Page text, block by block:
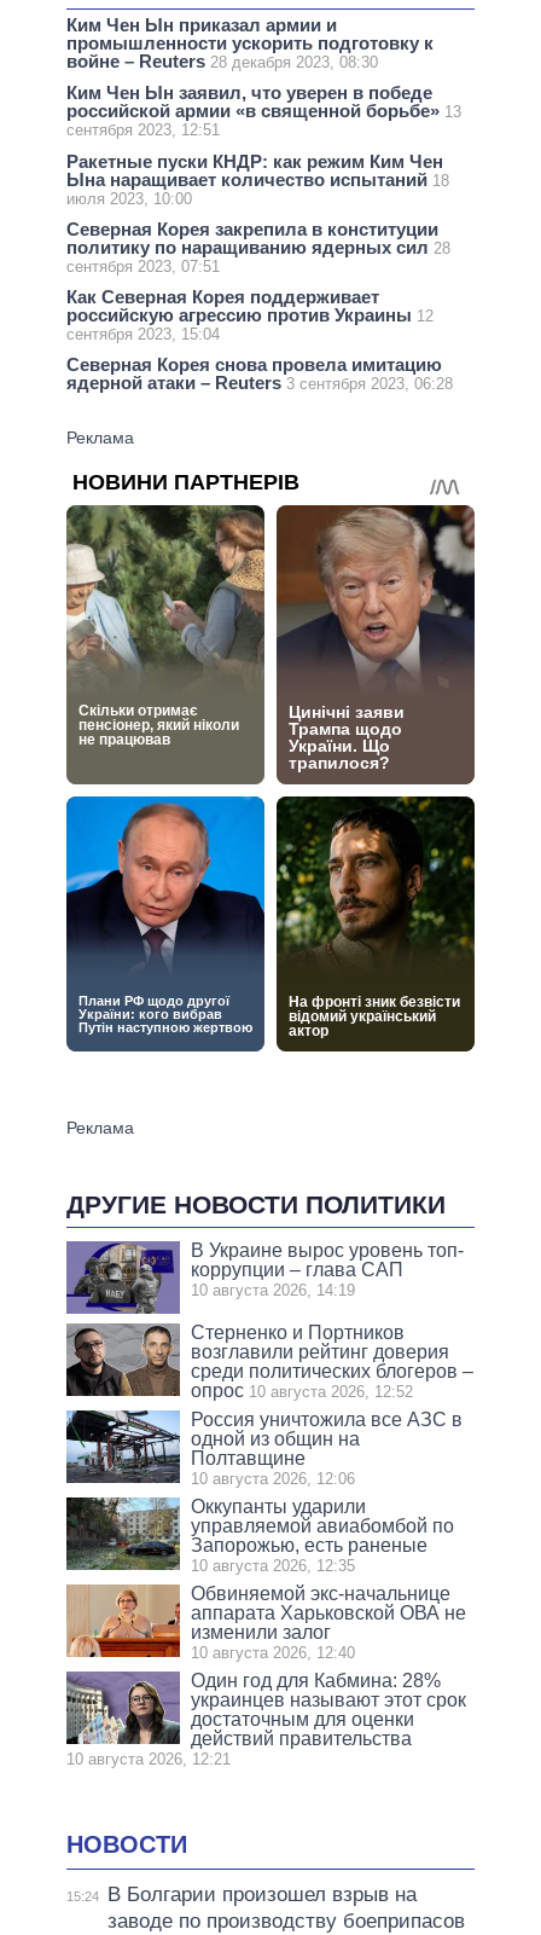
Ким Чен Ын приказал армии и
промышленности ускорить подготовку к
войне – Reuters 28 декабря 2023, 08:30
Ким Чен Ын заявил, что уверен в победе
российской армии «в священной борьбе» 13
сентября 2023, 12:51
Ракетные пуски КНДР: как режим Ким Чен
Ына наращивает количество испытаний 18
июля 2023, 10:00
Северная Корея закрепила в конституции
политику по наращиванию ядерных сил 28
сентября 2023, 07:51
Как Северная Корея поддерживает
российскую агрессию против Украины 12
сентября 2023, 15:04
Северная Корея снова провела имитацию
ядерной атаки – Reuters 3 сентября 2023, 06:28
ДРУГИЕ НОВОСТИ ПОЛИТИКИ
В Украине вырос уровень топ-
коррупции – глава САП
10 августа 2026, 14:19
Стерненко и Портников
возглавили рейтинг доверия
среди политических блогеров –
опрос 10 августа 2026, 12:52
Россия уничтожила все АЗС в
одной из общин на
Полтавщине
10 августа 2026, 12:06
Оккупанты ударили
управляемой авиабомбой по
Запорожью, есть раненые
10 августа 2026, 12:35
Обвиняемой экс-начальнице
аппарата Харьковской ОВА не
изменили залог
10 августа 2026, 12:40
Один год для Кабмина: 28%
украинцев называют этот срок
достаточным для оценки
действий правительства
10 августа 2026, 12:21
НОВОСТИ
15:24
В Болгарии произошел взрыв на
заводе по производству боеприпасов